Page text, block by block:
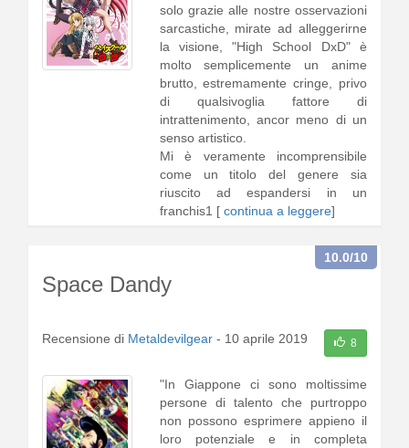
solo grazie alle nostre osservazioni
sarcastiche, mirate ad alleggerirne
la visione, "High School DxD" è
molto semplicemente un anime
brutto, estremamente cringe, privo
di qualsivoglia fattore di
intrattenimento, ancor meno di un
senso artistico.
Mi è veramente incomprensibile
come un titolo del genere sia
riuscito ad espandersi in un
franchis1 [ continua a leggere]
Space Dandy
10.0/10
Recensione di Metaldevilgear - 10 aprile 2019 8
"In Giappone ci sono moltissime
persone di talento che purtroppo
non possono esprimere appieno il
loro potenziale e in completa